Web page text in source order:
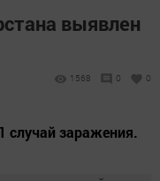
выявлен
1568 0 0
случай заражения.